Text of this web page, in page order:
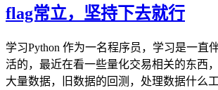
flag常立，坚持下去就行
学习Python 作为一名程序员，学习是一直
活的，最近在看一些量化交易相关的东西
大量数据，旧数据的回测，处理数据什么